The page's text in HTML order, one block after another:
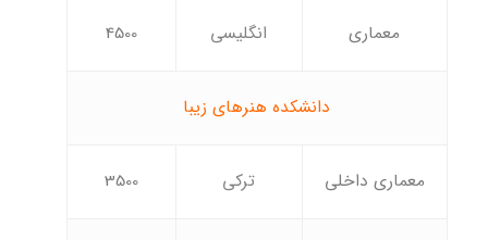
4500 انگلیسی معماری
دانشکده هنرهای زیبا
3500 ترکی معماری داخلی